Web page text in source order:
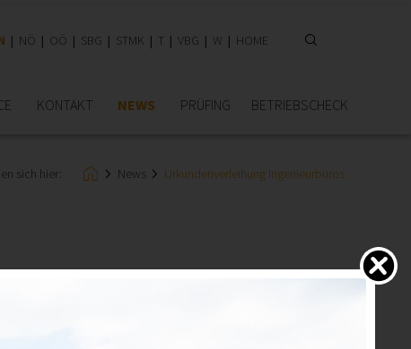
NÖ OÖ SBG STMK T VBG W HOME
KONTAKT NEWS PRÜFING BETRIEBSCHECK
sich hier: News Urkundenverleihung Ingenieurbüros